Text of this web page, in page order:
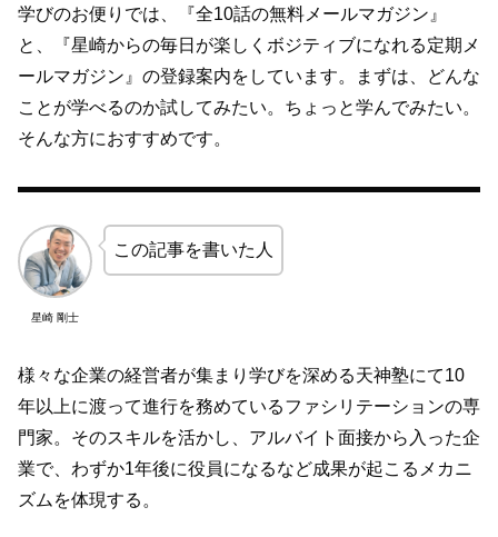
学びのお便りでは、『全10話の無料メールマガジン』
と、『星崎からの毎日が楽しくボジティブになれる定期メ
ールマガジン』の登録案内をしています。まずは、どんな
ことが学べるのか試してみたい。ちょっと学んでみたい。
そんな方におすすめです。
星崎 剛士
この記事を書いた人
様々な企業の経営者が集まり学びを深める天神塾にて10
年以上に渡って進行を務めているファシリテーションの専
門家。そのスキルを活かし、アルバイト面接から入った企
業で、わずか1年後に役員になるなど成果が起こるメカニ
ズムを体現する。